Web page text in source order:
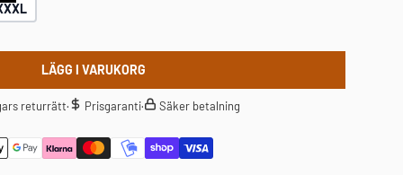
LÄGG I VARUKORG
returrätt· Prisgaranti· Säker betalning